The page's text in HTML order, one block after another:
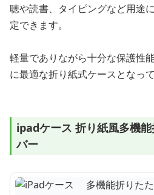
聴や読書、タイピングなど用途
定できます。
軽量でありながら十分な保護性
に最適な折り紙式ケースとなって
ipadケース 折り紙風多機
バー